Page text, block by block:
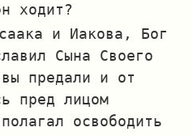
ходит?
и Иакова, Бог
Сына Своего
предали и от
пред лицом
освободить